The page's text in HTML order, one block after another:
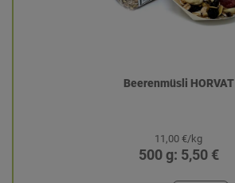
Beerenmüsli HORVAT
11,00 €/kg
500 g: 5,50 €